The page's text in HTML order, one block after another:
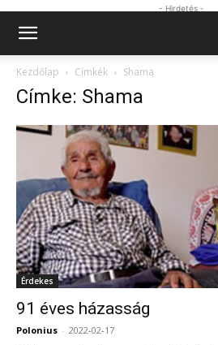
- Hirdetés -
Kezdőlap Címkék Shama
Címke: Shama
Érdekes
91 éves házasság
Polonius - 2022-02-17